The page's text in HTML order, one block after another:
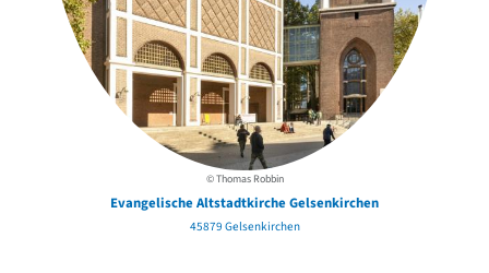
© Thomas Robbin
Evangelische Altstadtkirche Gelsenkirchen
45879 Gelsenkirchen